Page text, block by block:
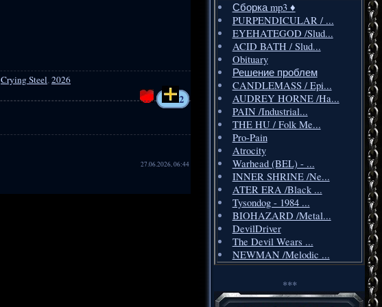
Crying Steel,2026
2
27.06.2026, 06:44
Сборка mp3 ♦️
PURPENDICULAR / ...
EYEHATEGOD /Slud...
ACID BATH / Slud...
Obituary
Решение проблем
CANDLEMASS / Epi...
AUDREY HORNE /Ha...
PAIN /Industrial...
THE HU / Folk Me...
Pro-Pain
Atrocity
Warhead (BEL) - ...
INNER SHRINE /Ne...
ATER ERA /Black ...
Tysondog - 1984 ...
BIOHAZARD /Metal...
DevilDriver
The Devil Wears ...
NEWMAN /Melodic ...
***